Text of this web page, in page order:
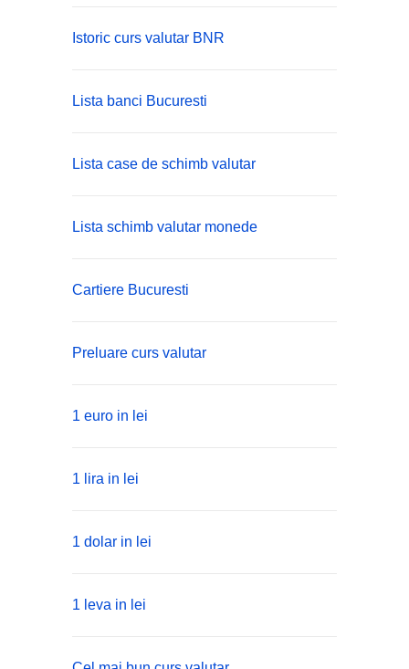
Istoric curs valutar BNR
Lista banci Bucuresti
Lista case de schimb valutar
Lista schimb valutar monede
Cartiere Bucuresti
Preluare curs valutar
1 euro in lei
1 lira in lei
1 dolar in lei
1 leva in lei